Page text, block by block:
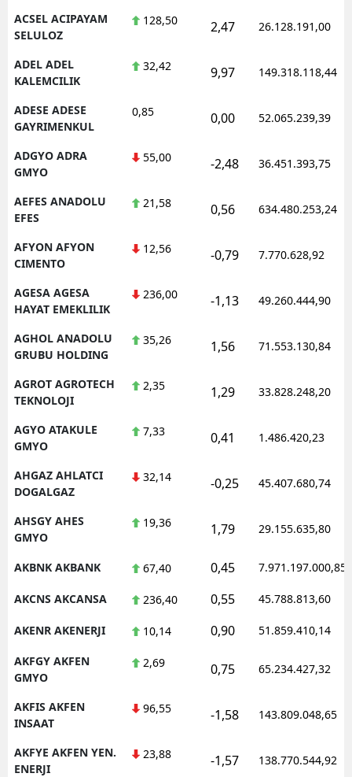
ACSEL ACIPAYAM
SELULOZ
128,50 2,47 26.128.191,00
ADEL ADEL
KALEMCILIK
32,42 9,97 149.318.118,44
ADESE ADESE
GAYRIMENKUL
0,85 0,00 52.065.239,39
ADGYO ADRA
GMYO
55,00 -2,48 36.451.393,75
AEFES ANADOLU
EFES
21,58 0,56 634.480.253,24
AFYON AFYON
CIMENTO
12,56 -0,79 7.770.628,92
AGESA AGESA
HAYAT EMEKLILIK
236,00 -1,13 49.260.444,90
AGHOL ANADOLU
GRUBU HOLDING
35,26 1,56 71.553.130,84
AGROT AGROTECH
TEKNOLOJI
2,35 1,29 33.828.248,20
AGYO ATAKULE
GMYO
7,33 0,41 1.486.420,23
AHGAZ AHLATCI
DOGALGAZ
32,14 -0,25 45.407.680,74
AHSGY AHES
GMYO
19,36 1,79 29.155.635,80
AKBNK AKBANK 67,40 0,45 7.971.197.000,85
AKCNS AKCANSA 236,40 0,55 45.788.813,60
AKENR AKENERJI 10,14 0,90 51.859.410,14
AKFGY AKFEN
GMYO
2,69 0,75 65.234.427,32
AKFIS AKFEN
INSAAT
96,55 -1,58 143.809.048,65
AKFYE AKFEN YEN.
ENERJI
23,88 -1,57 138.770.544,92